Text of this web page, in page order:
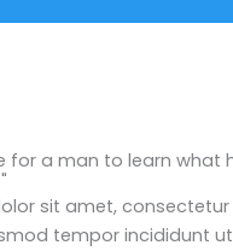
for a man to learn what
sit amet,
tempor incididunt